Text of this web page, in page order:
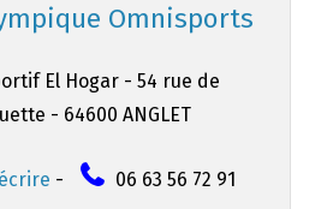
Omnisports
El Hogar - 54 rue de
- 64600 ANGLET
- 06 63 56 72 91